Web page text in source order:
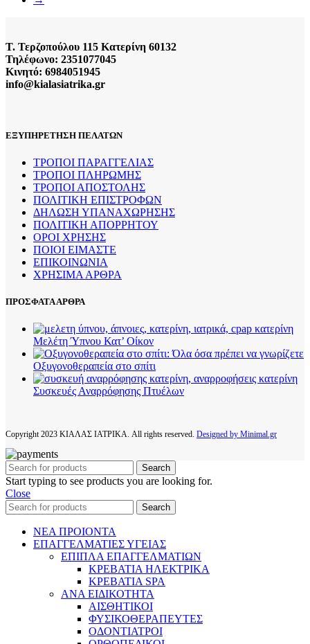
Τ. Τερζοπούλου 115 Κατερίνη 60132
Τηλέφωνο: 2351077045
Κινητό: 6984051945
info@kialasiatrika.gr
ΕΞΥΠΗΡΕΤΗΣΗ ΠΕΛΑΤΩΝ
ΤΡΟΠΟΙ ΠΑΡΑΓΓΕΛΙΑΣ
ΤΡΟΠΟΙ ΠΛΗΡΩΜΗΣ
ΤΡΟΠΟΙ ΑΠΟΣΤΟΛΗΣ
ΠΟΛΙΤΙΚΗ ΕΠΙΣΤΡΟΦΩΝ
ΔΗΛΩΣΗ ΥΠΑΝΑΧΩΡΗΣΗΣ
ΠΟΛΙΤΙΚΗ ΑΠΟΡΡΗΤΟΥ
ΟΡΟΙ ΧΡΗΣΗΣ
ΠΟΙΟΙ ΕΙΜΑΣΤΕ
ΕΠΙΚΟΙΝΩΝΙΑ
ΧΡΗΣΙΜΑ ΑΡΘΡΑ
ΠΡΟΣΦΑΤΑ ΑΡΘΡΑ
Μελέτη Ύπνου Κατ’ Οίκον
Οξυγονοθεραπεία στο σπίτι
Συσκευές Αναρρόφησης Πτυέλων
Copyright2023 ΚΙΑΛΑΣ ΙΑΤΡΙΚΑ. All rights reserved. Designed by Minimal.gr
Search
Start typing to see products you are looking for.
Close
Search
ΝΕΑ ΠΡΟΙΟΝΤΑ
ΕΠΑΓΓΕΛΜΑΤΙΕΣ ΥΓΕΙΑΣ
ΕΠΙΠΛΑ ΕΠΑΓΓΕΛΜΑΤΙΩΝ
ΚΡΕΒΑΤΙΑ ΗΛΕΚΤΡΙΚΑ
ΚΡΕΒΑΤΙΑ SPA
ΑΝΑ ΕΙΔΙΚΟΤΗΤΑ
ΑΙΣΘΗΤΙΚΟΙ
ΦΥΣΙΚΟΘΕΡΑΠΕΥΤΕΣ
ΟΔΟΝΤΙΑΤΡΟΙ